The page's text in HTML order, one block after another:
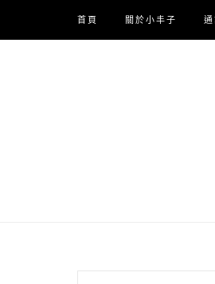
首頁 關於小丰子